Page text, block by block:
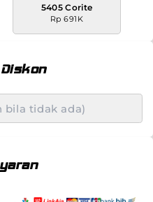
5405 Corite
Rp 691K